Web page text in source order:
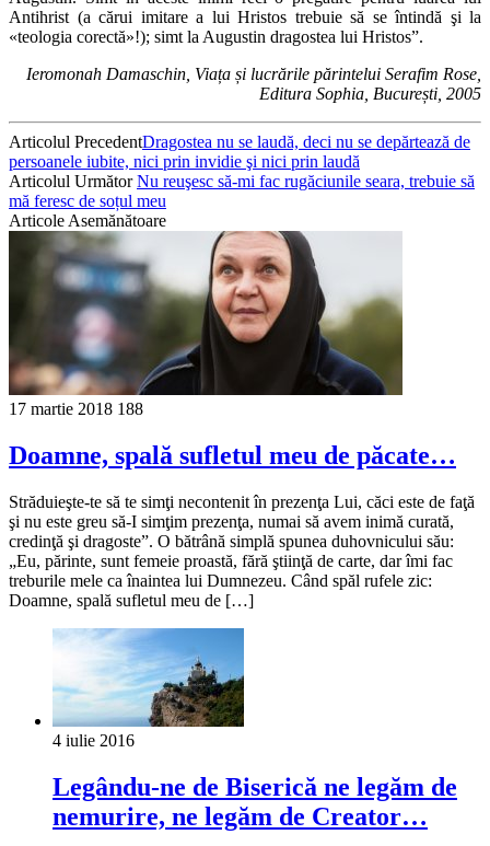
Antihrist (a cărui imitare a lui Hristos trebuie să se întindă şi la
«teolo­gia corectă»!); simt la Augustin dragostea lui Hristos”.
Ieromonah Damaschin, Viața și lucrările părintelui Serafim Rose,
Editura Sophia, București, 2005
Articolul PrecedentDragostea nu se laudă, deci nu se depărtează de
persoanele iubite, nici prin invidie şi nici prin laudă
Articolul UrmătorNu reuşesc să-mi fac rugăciunile seara, trebuie să
mă feresc de soțul meu
Articole Asemănătoare
17 martie 2018 188
Doamne, spală sufletul meu de păcate…
Străduieşte-te să te simţi necontenit în prezenţa Lui, căci este de faţă
şi nu este greu să-I simţim prezenţa, numai să avem inimă curată,
credinţă şi dragoste”. O bătrână simplă spunea duhovnicului său:
„Eu, părinte, sunt femeie proastă, fără ştiinţă de carte, dar îmi fac
treburile mele ca înaintea lui Dumnezeu. Când spăl rufele zic:
Doamne, spală sufletul meu de […]
4 iulie 2016
Legându-ne de Biserică ne legăm de
nemurire, ne legăm de Creator…